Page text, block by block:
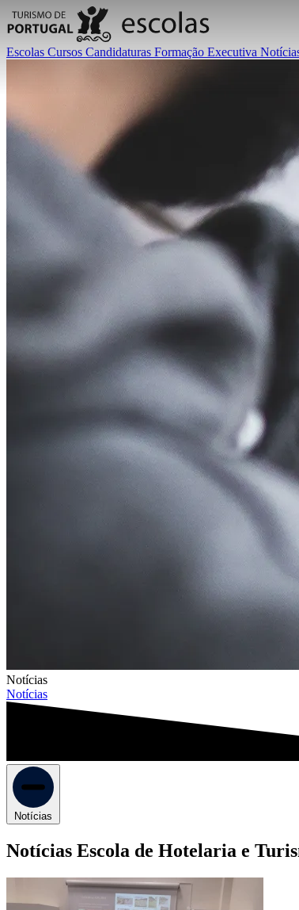
Escolas Cursos Candidaturas Formação Executiva
Notícias
Notícias
Notícias
Notícias Escola de Hotelaria e